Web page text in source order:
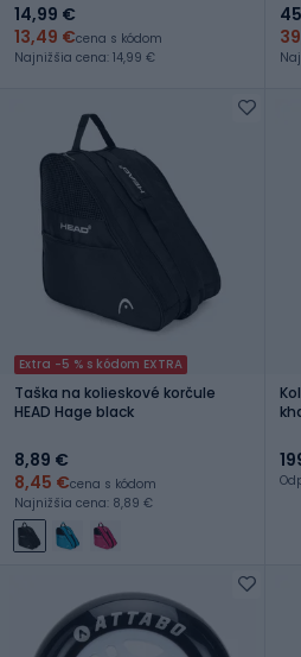
14,99 €
13,49 €cena s kódom
Najnižšia cena: 14,99 €
Extra -5 % s kódom EXTRA
Taška na kolieskové korčule
HEAD Hage black
8,89 €
8,45 €cena s kódom
Najnižšia cena: 8,89 €